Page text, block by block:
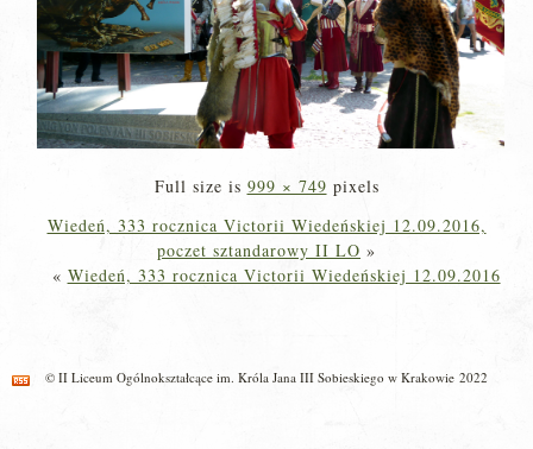
Full size is 999 × 749 pixels
Wiedeń, 333 rocznica Victorii Wiedeńskiej 12.09.2016,
poczet sztandarowy II LO »
« Wiedeń, 333 rocznica Victorii Wiedeńskiej 12.09.2016
© II Liceum Ogólnokształcące im. Króla Jana III Sobieskiego w Krakowie 2022